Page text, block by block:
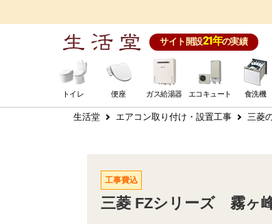
サイト開設21年の実績
トイレ 便座 ガス給湯器 エコキュート 食洗機
生活堂 エアコン取り付け・設置工事 三菱
工事費込
三菱 FZシリーズ 霧ヶ